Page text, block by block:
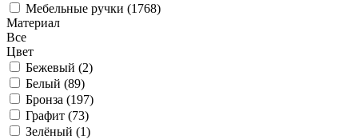
Мебельные ручки (1768)
Материал
Все
Цвет
Бежевый (2)
Белый (89)
Бронза (197)
Графит (73)
Зелёный (1)